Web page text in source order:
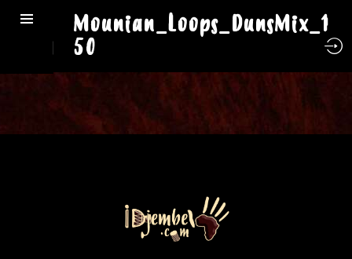
Mounian_Loops_DunsMix_1
50